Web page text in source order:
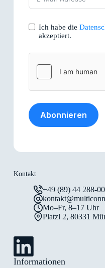
Kontakt
+49 (89) 44 288-
Mo–Fr, 8–17 Uhr
Platzl 2, 80331
Informationen
Ich habe die
akzeptiert.
Abonnieren